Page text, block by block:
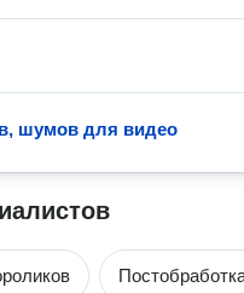
шумов для видео